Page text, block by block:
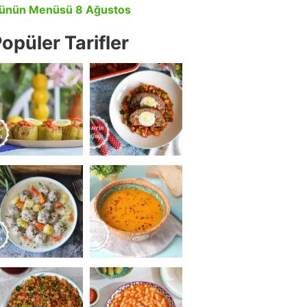
Menüsü 8 Ağustos
Tarifler